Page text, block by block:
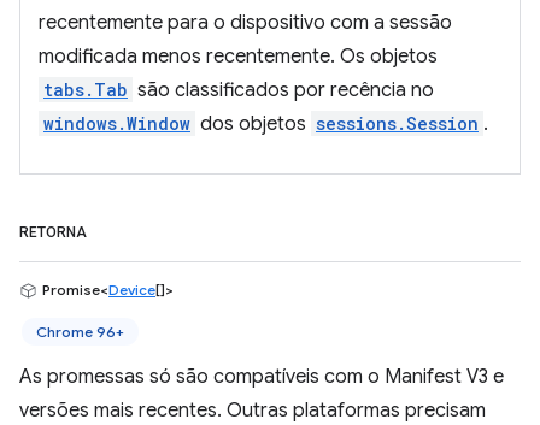
recentemente para o dispositivo com a sessão
modificada menos recentemente. Os objetos
tabs.Tab são classificados por recência no
windows.Window dos objetos sessions.Session .
RETORNA
Promise<Device[]>
Chrome 96+
As promessas só são compatíveis com o Manifest V3 e
versões mais recentes. Outras plataformas precisam